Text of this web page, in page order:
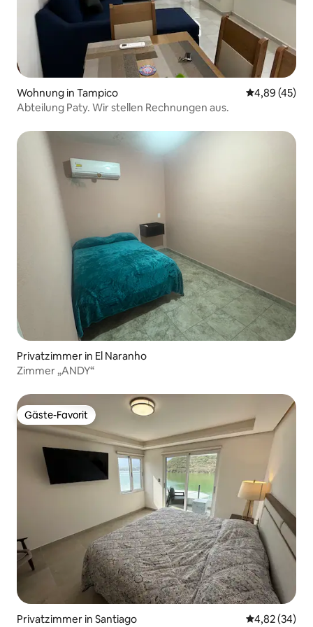
Wohnung in Tampico
4,89 (45)
Abteilung Paty. Wir stellen Rechnungen aus.
Privatzimmer in El Naranho
Zimmer „ANDY“
Gäste-Favorit
Gäste-Favorit
Privatzimmer in Santiago 4,82 (34)